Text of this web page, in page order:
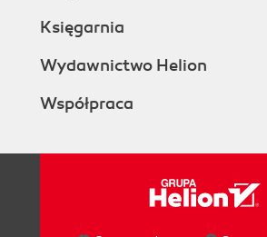
Księgarnia
Wydawnictwo Helion
Współpraca